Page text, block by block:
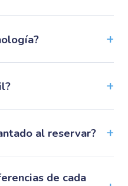
al reservar?
de cada